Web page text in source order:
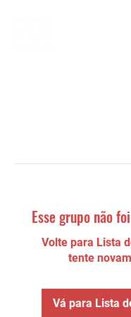
Esse grupo não
Volte para Lista
tente
Vá para Lista